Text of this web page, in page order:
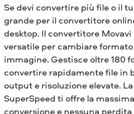
Se devi convertire più file o il
grande per il convertitore
desktop. Il convertitore
versatile per cambiare
immagine. Gestisce oltre 180
convertire rapidamente file in
output e risoluzione elevate.
SuperSpeed ​​ti offre la
conversione e nessuna